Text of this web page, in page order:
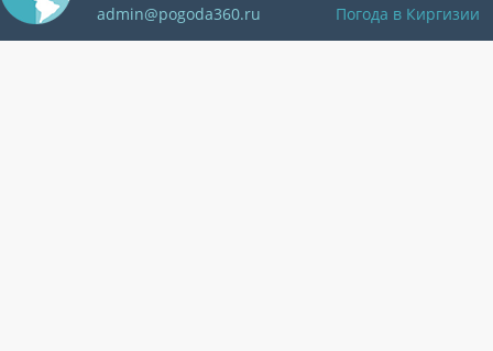
admin@pogoda360.ru
Погода в Киргизии